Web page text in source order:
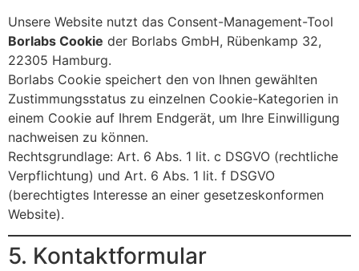
Unsere Website nutzt das Consent-Management-Tool
Borlabs Cookie der Borlabs GmbH, Rübenkamp 32,
22305 Hamburg.
Borlabs Cookie speichert den von Ihnen gewählten
Zustimmungsstatus zu einzelnen Cookie-Kategorien in
einem Cookie auf Ihrem Endgerät, um Ihre Einwilligung
nachweisen zu können.
Rechtsgrundlage: Art. 6 Abs. 1 lit. c DSGVO (rechtliche
Verpflichtung) und Art. 6 Abs. 1 lit. f DSGVO
(berechtigtes Interesse an einer gesetzeskonformen
Website).
5. Kontaktformular